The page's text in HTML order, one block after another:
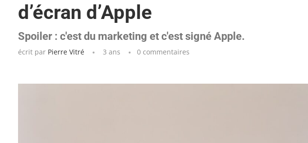
d’écran d’Apple
Spoiler : c'est du marketing et c'est signé Apple.
écrit par Pierre Vitré 3 ans 0 commentaires